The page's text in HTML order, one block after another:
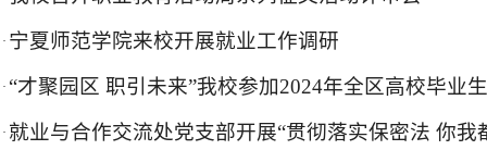
· 宁夏师范学院来校开展就业工作调研
· “才聚园区 职引未来”我校参加2024年全区高校毕业
· 就业与合作交流处党支部开展“贯彻落实保密法 你我